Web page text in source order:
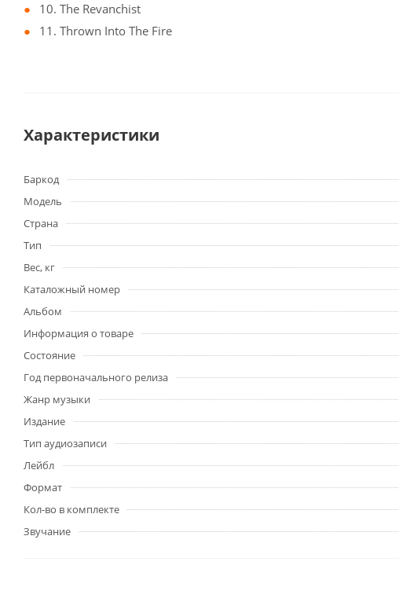
10. The Revanchist
11. Thrown Into The Fire
Характеристики
Баркод
Модель
Страна
Тип
Вес, кг
Каталожный номер
Альбом
Информация о товаре
Состояние
Год первоначального релиза
Жанр музыки
Издание
Тип аудиозаписи
Лейбл
Формат
Кол-во в комплекте
Звучание